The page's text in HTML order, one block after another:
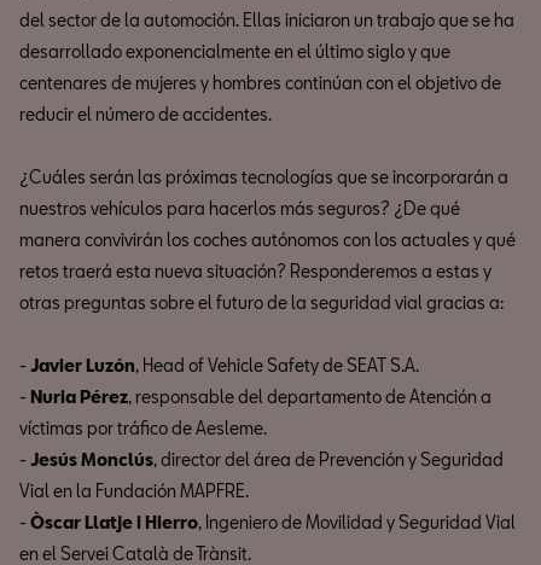
del sector de la automoción. Ellas iniciaron un trabajo que se ha
desarrollado exponencialmente en el último siglo y que
centenares de mujeres y hombres continúan con el objetivo de
reducir el número de accidentes.
¿Cuáles serán las próximas tecnologías que se incorporarán a
nuestros vehículos para hacerlos más seguros? ¿De qué
manera convivirán los coches autónomos con los actuales y qué
retos traerá esta nueva situación? Responderemos a estas y
otras preguntas sobre el futuro de la seguridad vial gracias a:
- Javier Luzón, Head of Vehicle Safety de SEAT S.A.
- Nuria Pérez, responsable del departamento de Atención a
víctimas por tráfico de Aesleme.
- Jesús Monclús, director del área de Prevención y Seguridad
Vial en la Fundación MAPFRE.
- Òscar Llatje i Hierro, Ingeniero de Movilidad y Seguridad Vial
en el Servei Català de Trànsit.